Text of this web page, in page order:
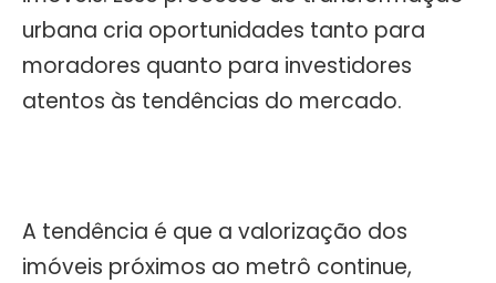
urbana cria oportunidades tanto para
moradores quanto para investidores
atentos às tendências do mercado.
A tendência é que a valorização dos
imóveis próximos ao metrô continue,